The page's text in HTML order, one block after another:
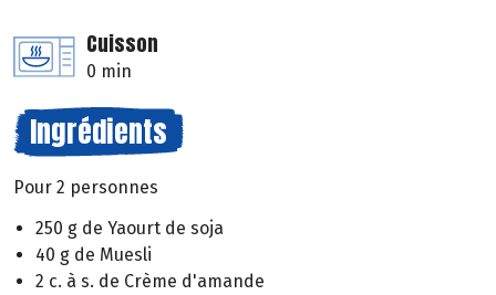
Cuisson
0 min
Ingrédients
Pour 2 personnes
250 g de Yaourt de soja
40 g de Muesli
2 c. à s. de Crème d'amande